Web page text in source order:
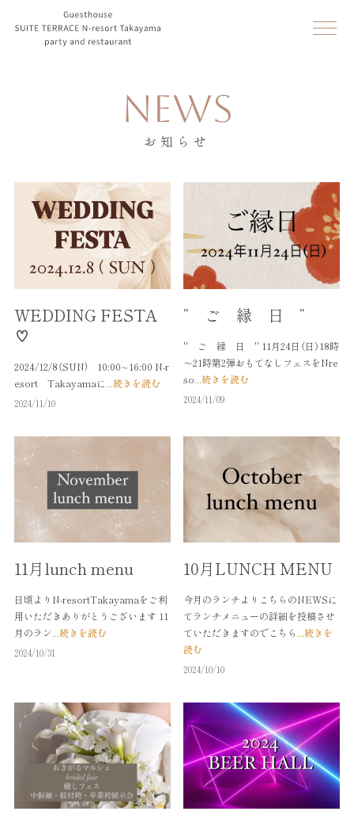
NEWS
お知らせ
WEDDING FESTA
♡
2024/12/8（SUN) 10:00∼16:00 N-r
esort Takayamaに...続きを読む
2024/11/10
” ご 縁 日 ”
'' ご 縁 日 '' 11月24日（日）18時
～21時第2弾おもてなしフェスをNre
so...続きを読む
2024/11/09
11月lunch menu
日頃よりN-resortTakayamaをご利
用いただきありがとうございます 11
月のラン...続きを読む
2024/10/31
10月LUNCH MENU
今月のランチよりこちらのNEWSに
てランチメニューの詳細を投稿させ
ていただきますのでこちら ...続きを
読む
2024/10/10